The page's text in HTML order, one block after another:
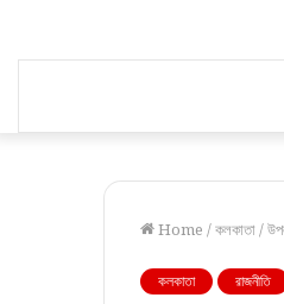
Home /কলকাতা /
কলকাতা রাজনীতি